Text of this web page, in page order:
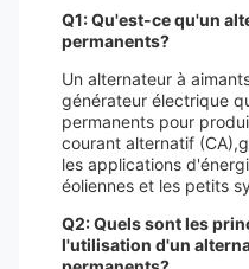
Q1: Qu'est-ce qu'un
permanents?
Un alternateur à
générateur électrique
permanents pour
courant alternatif
les applications
éoliennes et les petits
Q2: Quels sont les
l'utilisation d'un